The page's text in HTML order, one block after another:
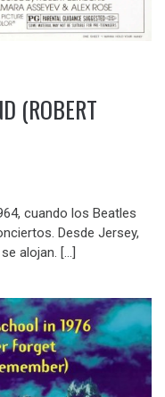
(ROBERT
cuando los Beatles
Desde Jersey,
alojan. […]